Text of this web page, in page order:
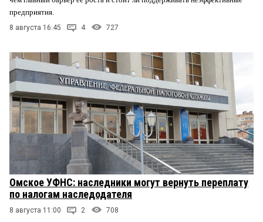
предприятия.
8 августа 16:45 4 727
Омское УФНС: наследники могут вернуть переплату
по налогам наследодателя
8 августа 11:00 2 708